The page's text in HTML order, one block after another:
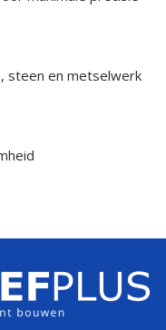
steen en metselwerk